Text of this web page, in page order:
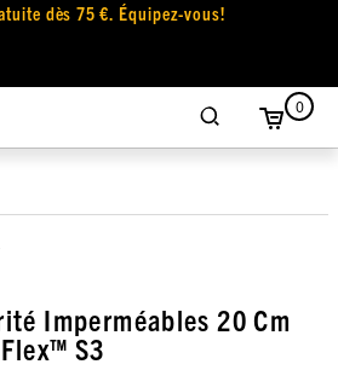
dès 75 €. Équipez-vous!
0
Imperméables 20 Cm
S3